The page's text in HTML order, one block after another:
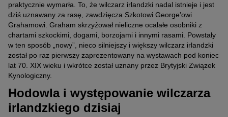
praktycznie wymarła. To, że wilczarz irlandzki nadal istnieje i jest
dziś uznawany za rasę, zawdzięcza Szkotowi George’owi
Grahamowi. Graham skrzyżował nieliczne ocalałe osobniki z
chartami szkockimi, dogami, borzojami i innymi rasami. Powstały
w ten sposób „nowy”, nieco silniejszy i większy wilczarz irlandzki
został po raz pierwszy zaprezentowany na wystawach pod koniec
lat 70. XIX wieku i wkrótce został uznany przez Brytyjski Związek
Kynologiczny.
Hodowla i występowanie wilczarza
irlandzkiego dzisiaj